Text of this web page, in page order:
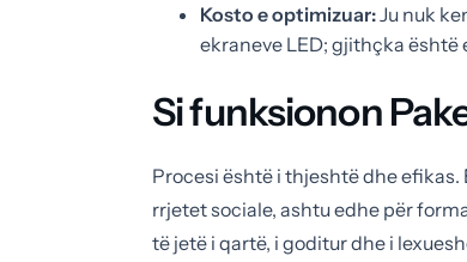
Kosto e optimizuar:Ju nuk
ekraneve LED; gjithçka është
Si funksionon
Procesi është i thjeshtë dhe
rrjetet sociale, ashtu edhe për
të jetë i qartë, i goditur dhe i